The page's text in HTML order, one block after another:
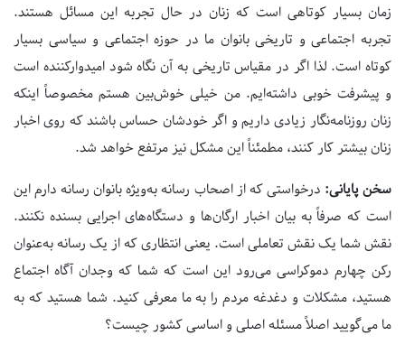
زمان بسیار کوتاهی است که زنان در حال تجربه این مسائل هستند.
تجربه اجتماعی و تاریخی بانوان ما در حوزه اجتماعی و سیاسی بسیار
کوتاه است. لذا اگر در مقیاس تاریخی به آن نگاه شود امیدوارکننده است
و پیشرفت خوبی داشته‌ایم. من خیلی خوش‌بین هستم مخصوصاً اینکه
زنان روزنامه‌نگار زیادی داریم و اگر خودشان حساس باشند که روی اخبار
زنان بیشتر کار کنند، مطمئناً این مشکل نیز مرتفع خواهد شد.
سخن پایانی: درخواستی که از اصحاب رسانه به‌ویژه بانوان رسانه دارم این
است که صرفاً به بیان اخبار ارگان‌ها و دستگاه‌های اجرایی بسنده نکنند.
نقش شما یک نقش تعاملی است. یعنی انتظاری که از یک رسانه به‌عنوان
رکن چهارم دموکراسی می‌رود این است که شما که وجدان آگاه اجتماع
هستید، مشکلات و دغدغه مردم را به ما معرفی کنید. شما هستید که به
ما می‌گویید اصلاً مسئله اصلی و اساسی کشور چیست؟